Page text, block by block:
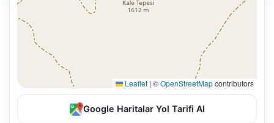
Leaflet | ©OpenStreetMapcontributors
Google Haritalar Yol Tarifi Al